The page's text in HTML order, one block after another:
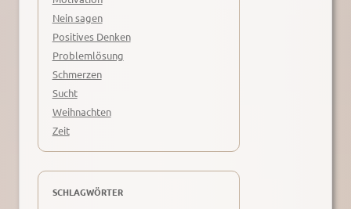
Nein sagen
Positives Denken
Problemlösung
Schmerzen
Sucht
Weihnachten
Zeit
SCHLAGWÖRTER